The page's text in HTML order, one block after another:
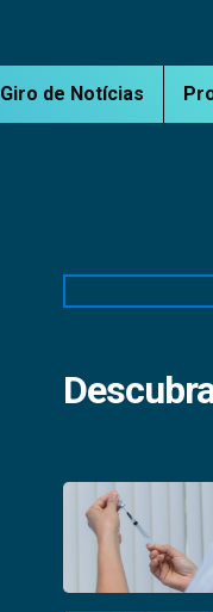
Giro de Notícias